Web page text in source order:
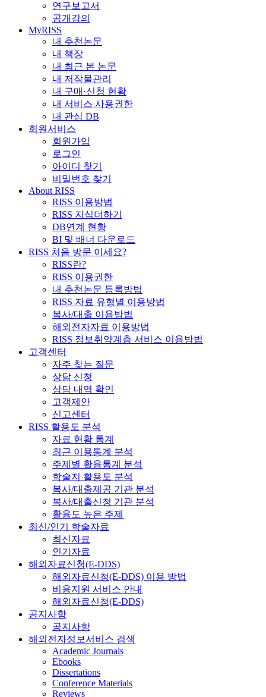
연구보고서
공개강의
MyRISS
내 추천논문
내 책장
내 최근 본 논문
내 저작물관리
내 구매·신청 현황
내 서비스 사용권한
내 관심 DB
회원서비스
회원가입
로그인
아이디 찾기
비밀번호 찾기
About RISS
RISS 이용방법
RISS 지식더하기
DB연계 현황
BI 및 배너 다운로드
RISS 처음 방문 이세요?
RISS란?
RISS 이용권한
내 추천논문 등록방법
RISS 자료 유형별 이용방법
복사/대출 이용방법
해외전자자료 이용방법
RISS 정보취약계층 서비스 이용방법
고객센터
자주 찾는 질문
상담 신청
상담 내역 확인
고객제안
신고센터
RISS 활용도 분석
자료 현황 통계
최근 이용통계 분석
주제별 활용통계 분석
학술지 활용도 분석
복사/대출제공 기관 분석
복사/대출신청 기관 분석
활용도 높은 주제
최신/인기 학술자료
최신자료
인기자료
해외자료신청(E-DDS)
해외자료신청(E-DDS) 이용 방법
비용지원 서비스 안내
해외자료신청(E-DDS)
공지사항
공지사항
해외전자정보서비스 검색
Academic Journals
Ebooks
Dissertations
Conference Materials
Reviews